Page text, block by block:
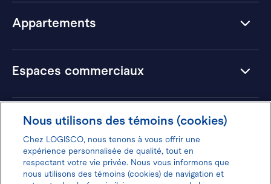
Appartements
Espaces commerciaux
Hôtels
Nous utilisons des témoins (cookies)
Chez LOGISCO, nous tenons à vous offrir une
expérience personnalisée de qualité, tout en
respectant votre vie privée. Nous vous informons que
nous utilisons des témoins (cookies) de navigation et